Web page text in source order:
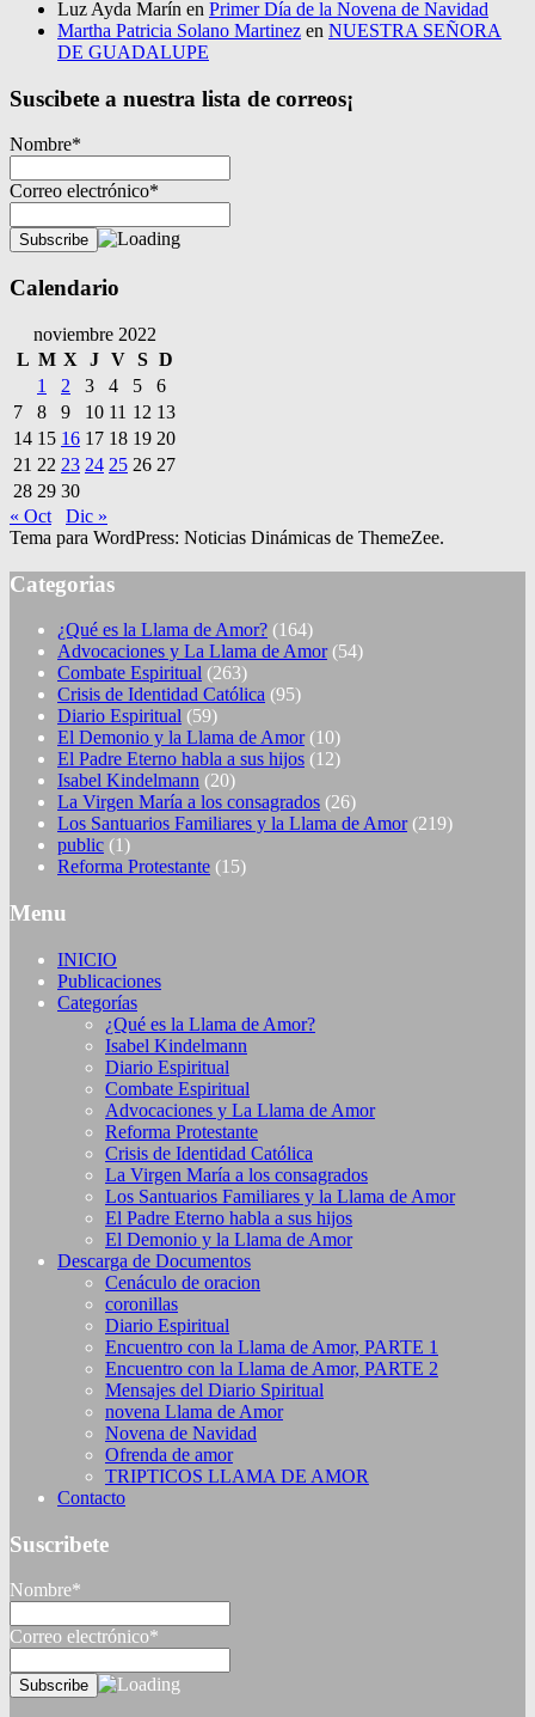
Luz Ayda Marín en Primer Día de la Novena de Navidad
Martha Patricia Solano Martinez en NUESTRA SEÑORA
DE GUADALUPE
Suscibete a nuestra lista de correos¡
Nombre*
Correo electrónico*
Calendario
noviembre 2022
L M X J V S D
1
2 3 4 5
6
7
8 9 10 11 12 13
14 15 16 17 18 19 20
21 22 23 24 25 26 27
28 29 30
« Oct
Dic »
Tema para WordPress: Noticias Dinámicas de ThemeZee.
Categorias
¿Qué es la Llama de Amor? (164)
Advocaciones y La Llama de Amor(54)
Combate Espiritual (263)
Crisis de Identidad Católica (95)
Diario Espiritual (59)
El Demonio y la Llama de Amor(10)
El Padre Eterno habla a sus hijos (12)
Isabel Kindelmann (20)
La Virgen María a los consagrados (26)
Los Santuarios Familiares y la Llama de Amor(219)
public (1)
Reforma Protestante (15)
Menu
INICIO
Publicaciones
Categorías
¿Qué es la Llama de Amor?
Isabel Kindelmann
Diario Espiritual
Combate Espiritual
Advocaciones y La Llama de Amor
Reforma Protestante
Crisis de Identidad Católica
La Virgen María a los consagrados
Los Santuarios Familiares y la Llama de Amor
El Padre Eterno habla a sus hijos
El Demonio y la Llama de Amor
Descarga de Documentos
Cenáculo de oracion
coronillas
Diario Espiritual
Encuentro con la Llama de Amor, PARTE 1
Encuentro con la Llama de Amor, PARTE 2
Mensajes del Diario Spiritual
novena Llama de Amor
Novena de Navidad
Ofrenda de amor
TRIPTICOS LLAMA DE AMOR
Contacto
Suscribete
Nombre*
Correo electrónico*